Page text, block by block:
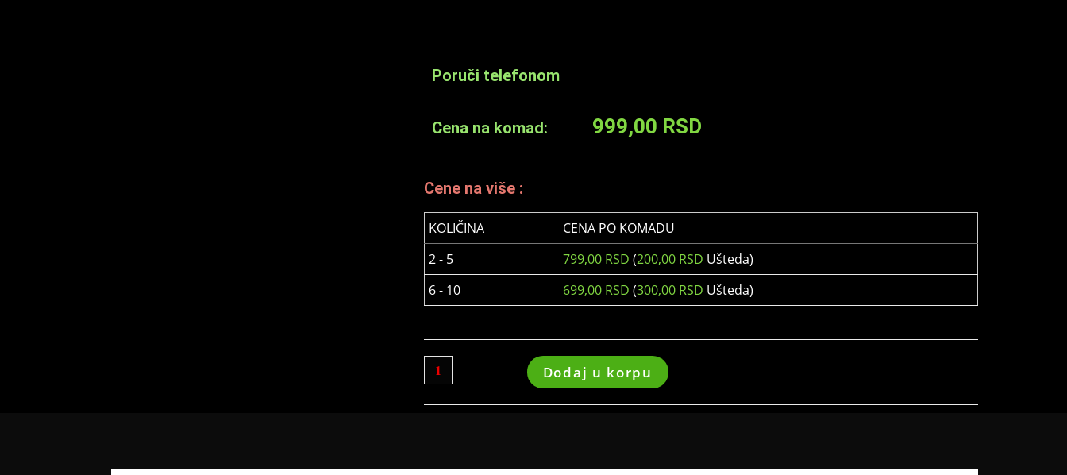
Poruči telefonom
Cena na komad: 999,00 RSD
Cene na više :
KOLIČINA
CENA PO KOMADU
2 - 5
799,00 RSD (200,00 RSD Ušteda)
6 - 10
699,00 RSD (300,00 RSD Ušteda)
Dodaj u korpu